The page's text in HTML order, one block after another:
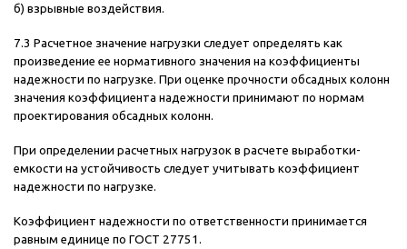
б) взрывные воздействия.
7.3 Расчетное значение нагрузки следует определять как
произведение ее нормативного значения на коэффициенты
надежности по нагрузке. При оценке прочности обсадных колонн
значения коэффициента надежности принимают по нормам
проектирования обсадных колонн.
При определении расчетных нагрузок в расчете выработки-
емкости на устойчивость следует учитывать коэффициент
надежности по нагрузке.
Коэффициент надежности по ответственности принимается
равным единице по ГОСТ 27751.